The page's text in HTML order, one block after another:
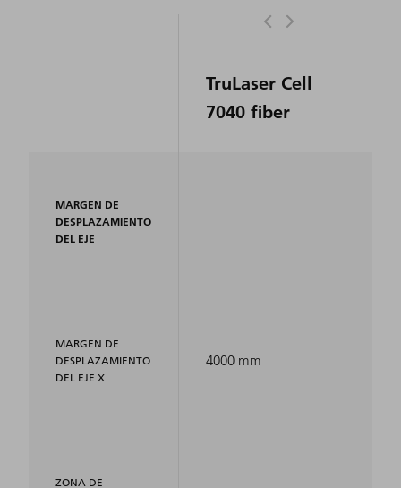
MARGEN DE
DESPLAZAMIENTO
DEL EJE
MARGEN DE
DESPLAZAMIENTO
DEL EJE X
ZONA DE
TruLaser Cell
7040 fiber
4000 mm